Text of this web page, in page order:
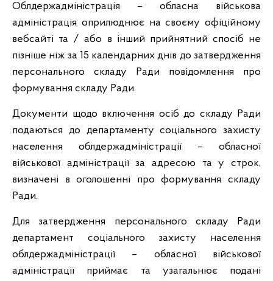
Облдержадміністрація – обласна військова
адміністрація оприлюднює на своєму офіційному
вебсайті та / або в інший прийнятний спосіб не
пізніше ніж за 15 календарних днів до затвердження
персонального складу Ради повідомлення про
формування складу Ради.
Документи щодо включення осіб до складу Ради
подаються до департаменту соціального захисту
населення облдержадміністрації – обласної
військової адміністрації за адресою та у строк,
визначені в оголошенні про формування складу
Ради.
Для затвердження персонального складу Ради
департамент соціального захисту населення
облдержадміністрації – обласної військової
адміністрації приймає та узагальнює подані